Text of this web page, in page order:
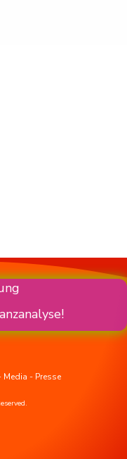
Media - Presse